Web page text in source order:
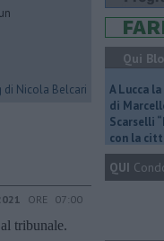
Nicola Belcari
ORE 07:00
tribunale.
Qui
A Lucca
di
Scarselli
con la
QUI